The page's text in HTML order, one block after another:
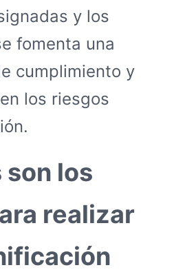
y los
fomenta una
cumplimiento y
los riesgos
son los
realizar